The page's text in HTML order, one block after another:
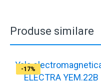
Produse similare
-17%
Yala
ELECTRA YEM.22B
-17%
-17%
-17%
-17%
-17%
-17%
-17%
-17%
-17%